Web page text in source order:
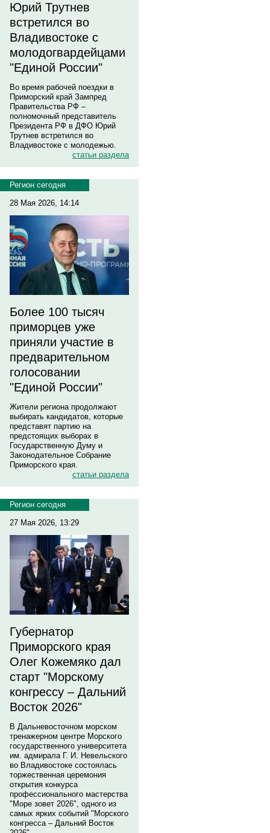
Юрий Трутнев
встретился во
Владивостоке с
молодогвардейцами
"Единой России"
Во время рабочей поездки в
Приморский край Зампред
Правительства РФ –
полномочный представитель
Президента РФ в ДФО Юрий
Трутнев встретился во
Владивостоке с молодежью.
статьи раздела
Регион сегодня
28 Мая 2026, 14:14
Более 100 тысяч
приморцев уже
приняли участие в
предварительном
голосовании
"Единой России"
Жители региона продолжают
выбирать кандидатов, которые
представят партию на
предстоящих выборах в
Государственную Думу и
Законодательное Собрание
Приморского края.
статьи раздела
Регион сегодня
27 Мая 2026, 13:29
Губернатор
Приморского края
Олег Кожемяко дал
старт "Морскому
конгрессу – Дальний
Восток 2026"
В Дальневосточном морском
тренажерном центре Морского
государственного университета
им. адмирала Г. И. Невельского
во Владивостоке состоялась
торжественная церемония
открытия конкурса
профессионального мастерства
"Море зовет 2026", одного из
самых ярких событий "Морского
конгресса – Дальний Восток